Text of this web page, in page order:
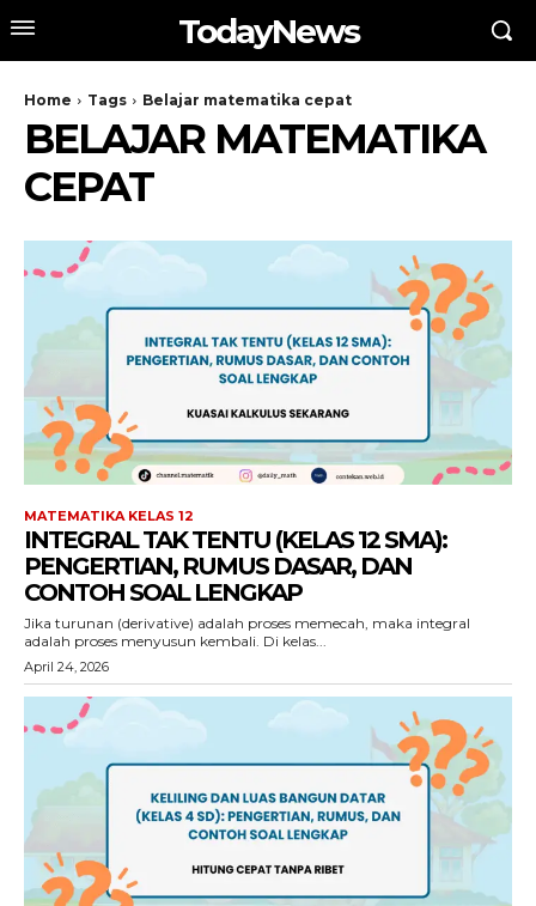
TodayNews
Home Tags Belajar matematika cepat
BELAJAR MATEMATIKA
CEPAT
MATEMATIKA KELAS 12
INTEGRAL TAK TENTU (KELAS 12 SMA):
PENGERTIAN, RUMUS DASAR, DAN
CONTOH SOAL LENGKAP
Jika turunan (derivative) adalah proses memecah, maka integral
adalah proses menyusun kembali. Di kelas...
April 24, 2026